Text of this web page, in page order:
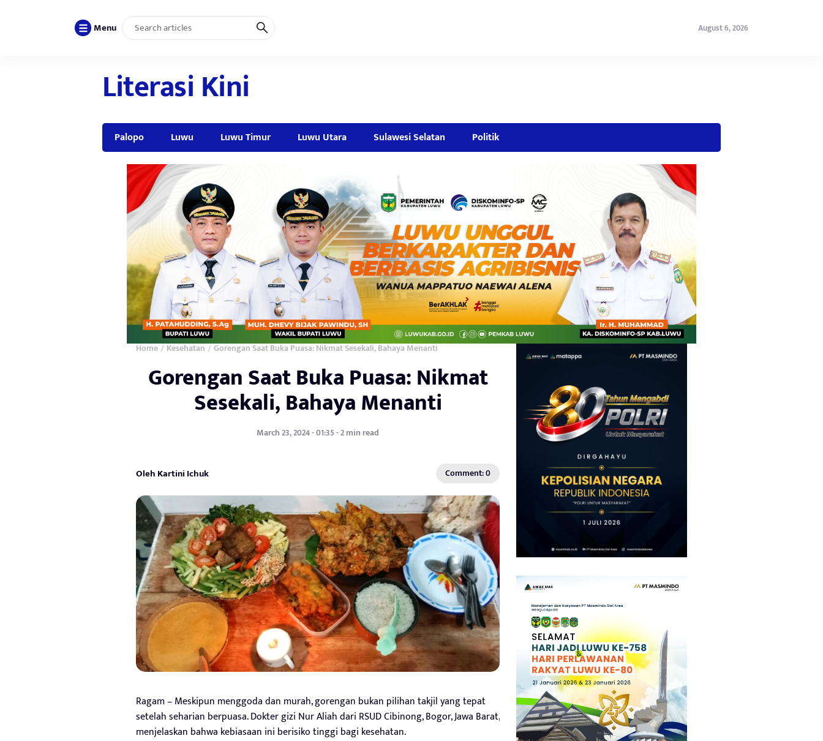
Menu August 6, 2026
Literasi Kini
Palopo Luwu Luwu Timur Luwu Utara Sulawesi Selatan Politik
Home / Kesehatan / Gorengan Saat Buka Puasa: Nikmat Sesekali, Bahaya Menanti
Gorengan Saat Buka Puasa: Nikmat
Sesekali, Bahaya Menanti
March 23, 2024 - 01:35 - 2 min read
Oleh Kartini Ichuk Comment: 0
Ragam – Meskipun menggoda dan murah, gorengan bukan pilihan takjil yang tepat
setelah seharian berpuasa. Dokter gizi Nur Aliah dari RSUD Cibinong, Bogor, Jawa Barat,
menjelaskan bahwa kebiasaan ini berisiko tinggi bagi kesehatan.